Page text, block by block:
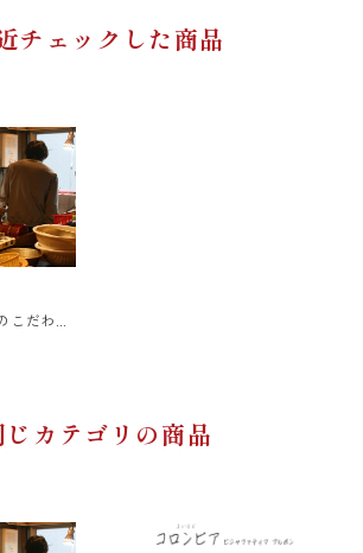
チェックした商品
こだわり
度の珈
(粉)
じカテゴリの商品